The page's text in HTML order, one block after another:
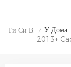
Ти Си В: / У Дома